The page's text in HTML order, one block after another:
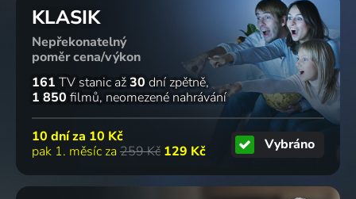
KLASIK
Nepřekonatelný
poměr cena/výkon
161 TV stanic až30 dní zpětně
1 850 filmů neomezené nahrávání
10 dní za 10 Kč
pak 1. měsíc za 259 Kč 129 Kč Vybráno